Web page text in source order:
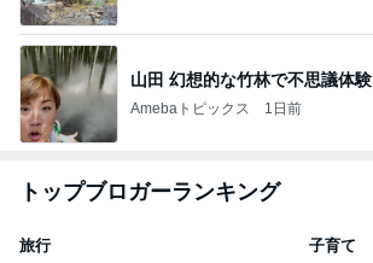
山田 幻想的な竹林で不思議体験
Amebaトピックス 1日前
トップブロガーランキング
旅行 子育て